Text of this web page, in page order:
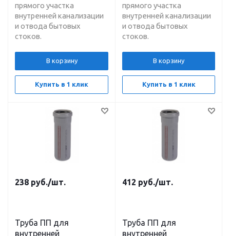
прямого участка
внутренней канализации
и отвода бытовых
стоков.
В корзину
Купить в 1 клик
прямого участка
внутренней канализации
и отвода бытовых
стоков.
В корзину
Купить в 1 клик
238 руб./шт.
Труба ПП для
внутренней
412 руб./шт.
Труба ПП для
внутренней